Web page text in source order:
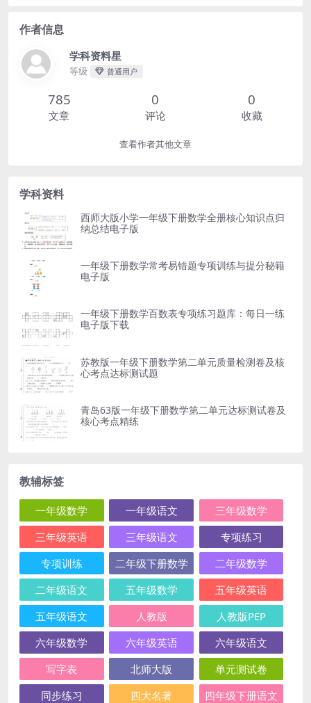
作者信息
学科资料星
等级 普通用户
785
文章
0
评论
0
收藏
查看作者其他文章
学科资料
西师大版小学一年级下册数学全册核心知识点归
纳总结电子版
一年级下册数学常考易错题专项训练与提分秘籍
电子版
一年级下册数学百数表专项练习题库：每日一练
电子版下载
苏教版一年级下册数学第二单元质量检测卷及核
心考点达标测试题
青岛63版一年级下册数学第二单元达标测试卷及
核心考点精练
教辅标签
一年级数学 一年级语文
三年级数学
三年级英语
三年级语文
专项练习
专项训练
二年级下册数学
二年级数学
二年级语文
五年级数学
五年级英语
五年级语文
人教版
人教版PEP
六年级数学
六年级英语
六年级语文
写字表
北师大版
单元测试卷
同步练习
四大名著 四年级下册语文